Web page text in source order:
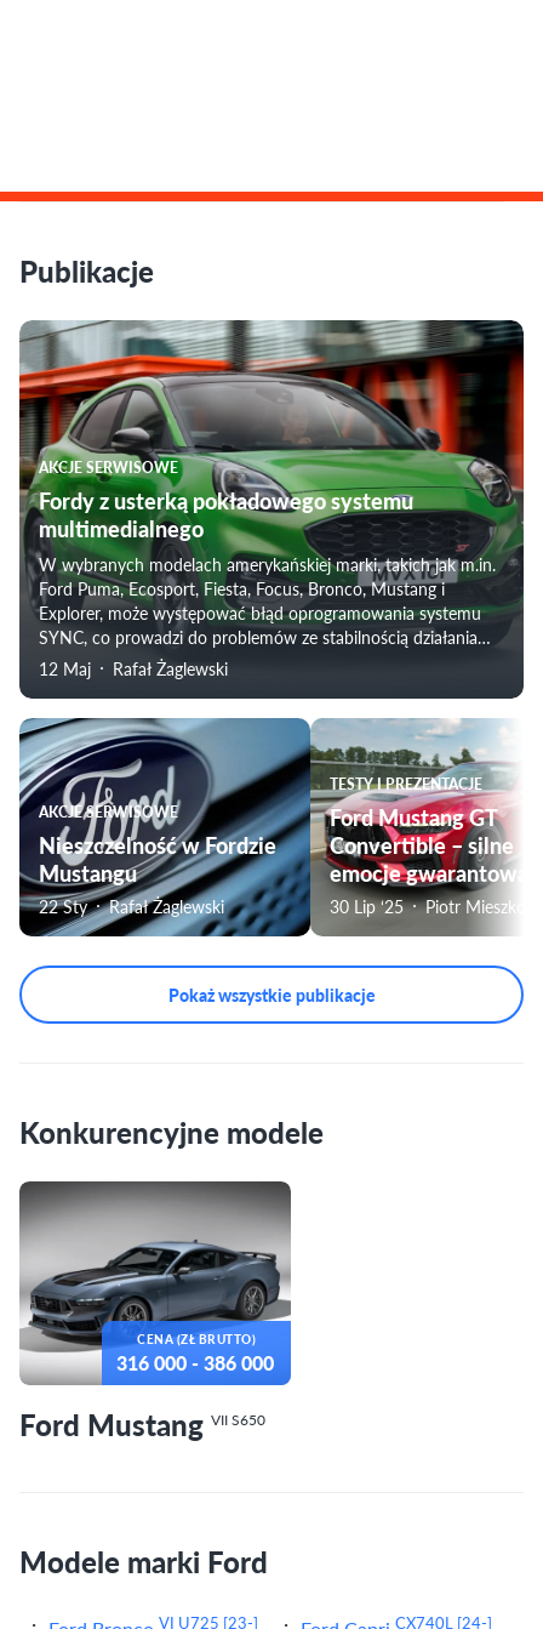
Publikacje
AKCJE SERWISOWE
Fordy z usterką pokładowego systemu
multimedialnego
W wybranych modelach amerykańskiej marki, takich jak m.in.
Ford Puma, Ecosport, Fiesta, Focus, Bronco, Mustang i
Explorer, może występować błąd oprogramowania systemu
SYNC, co prowadzi do problemów ze stabilnością działania
multimediów oraz zapisywaniem ustawień pomiędzy cyklami
zapłonu.
12 Maj Rafał Żaglewski
AKCJE SERWISOWE
Nieszczelność w Fordzie
Mustangu
22 Sty Rafał Żaglewski
TESTY I PREZENTACJE
Ford Mustang GT
Convertible – silne
emocje
30 Lip ‘25 Piotr
Pokaż wszystkie publikacje
Konkurencyjne modele
CENA (ZŁ BRUTTO)
316 000- 386 000
Ford Mustang VII S650
Modele marki Ford
VI U725 [23-] CX740L [24-]